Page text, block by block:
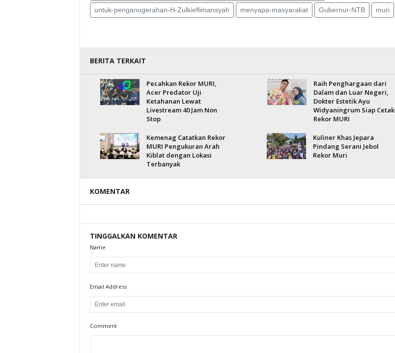
untuk-penganugerahan-H-Zulkieflimansyah menyapa-masyarakat Gubernur-NTB muri
BERITA TERKAIT
Pecahkan Rekor MURI,
Acer Predator Uji
Ketahanan Lewat
Livestream 40 Jam Non
Stop
Raih Penghargaan dari
Dalam dan Luar Negeri,
Dokter Estetik Ayu
Widyaningrum Siap Cetak
Rekor MURI
Kemenag Catatkan Rekor
MURI Pengukuran Arah
Kiblat dengan Lokasi
Terbanyak
Kuliner Khas Jepara
Pindang Serani Jebol
Rekor Muri
KOMENTAR
TINGGALKAN KOMENTAR
Name
Email Address
Comment